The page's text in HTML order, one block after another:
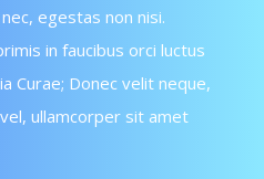
egestas non nisi.
in faucibus orci luctus
Curae; Donec velit neque,
ullamcorper sit amet